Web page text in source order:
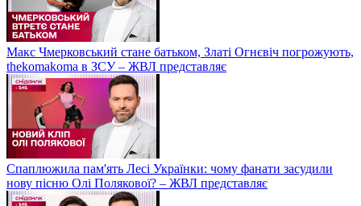
Макс Чмерковський стане батьком, Златі Огнєвіч погрожують,
thekomakoma в ЗСУ – ЖВЛ представляє
Спаплюжила пам'ять Лесі Українки: чому фанати засудили
нову пісню Олі Полякової? – ЖВЛ представляє